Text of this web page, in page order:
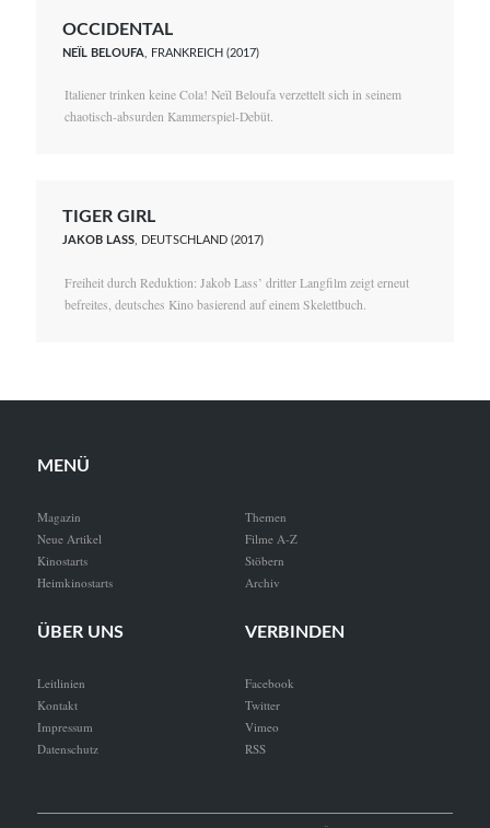
OCCIDENTAL
NEÏL BELOUFA , FRANKREICH (2017)
Italiener trinken keine Cola! Neïl Beloufa verzettelt sich in seinem
chaotisch-absurden Kammerspiel-Debüt.
TIGER GIRL
JAKOB LASS, DEUTSCHLAND (2017)
Freiheit durch Reduktion: Jakob Lass’ dritter Langfilm zeigt erneut
befreites, deutsches Kino basierend auf einem Skelettbuch.
MENÜ
Magazin
Neue Artikel
Kinostarts
Heimkinostarts
Themen
Filme A-Z
Stöbern
Archiv
ÜBER UNS
Leitlinien
Kontakt
Impressum
Datenschutz
VERBINDEN
Facebook
Twitter
Vimeo
RSS